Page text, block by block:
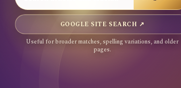
GOOGLE SITE SEARCH ↗
Useful for broader matches, spelling variations, and older
pages.